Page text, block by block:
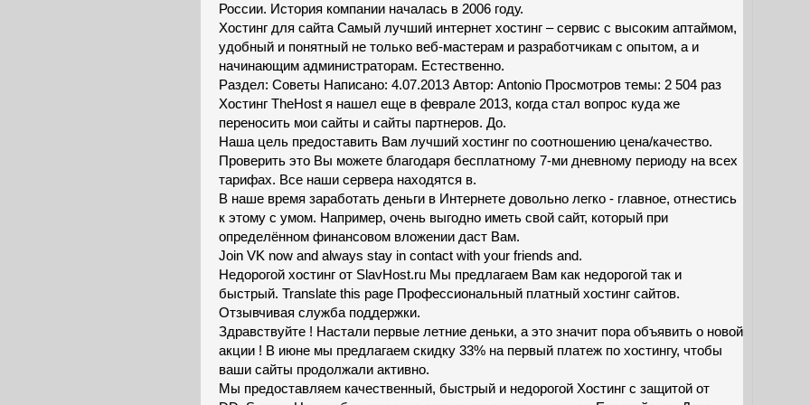
России. История компании началась в 2006 году.
Хостинг для сайта Самый лучший интернет хостинг – сервис с высоким аптаймом,
удобный и понятный не только веб-мастерам и разработчикам с опытом, а и
начинающим администраторам. Естественно.
Раздел: Советы Написано: 4.07.2013 Автор: Antonio Просмотров темы: 2 504 раз
Хостинг TheHost я нашел еще в феврале 2013, когда стал вопрос куда же
переносить мои сайты и сайты партнеров. До.
Наша цель предоставить Вам лучший хостинг по соотношению цена/качество.
Проверить это Вы можете благодаря бесплатному 7-ми дневному периоду на всех
тарифах. Все наши сервера находятся в.
В наше время заработать деньги в Интернете довольно легко - главное, отнестись
к этому с умом. Например, очень выгодно иметь свой сайт, который при
определённом финансовом вложении даст Вам.
Join VK now and always stay in contact with your friends and.
Недорогой хостинг от SlavHost.ru Мы предлагаем Вам как недорогой так и
быстрый. Translate this page Профессиональный платный хостинг сайтов.
Отзывчивая служба поддержки.
Здравствуйте ! Настали первые летние деньки, а это значит пора объявить о новой
акции ! В июне мы предлагаем скидку 33% на первый платеж по хостингу, чтобы
ваши сайты продолжали активно.
Мы предоставляем качественный, быстрый и недорогой Хостинг с защитой от